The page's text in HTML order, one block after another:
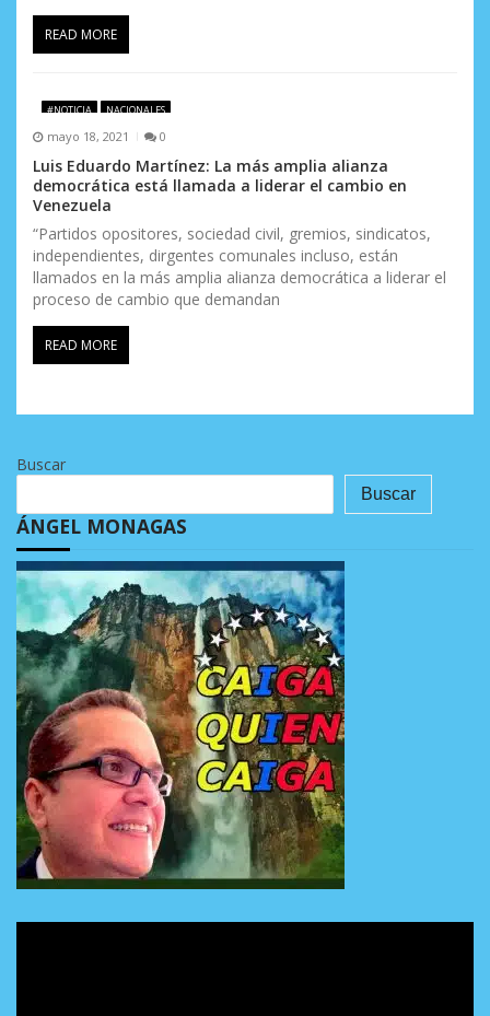
READ MORE
#NOTICIA NACIONALES
mayo 18, 2021 0
Luis Eduardo Martínez: La más amplia alianza
democrática está llamada a liderar el cambio en
Venezuela
“Partidos opositores, sociedad civil, gremios, sindicatos,
independientes, dirgentes comunales incluso, están
llamados en la más amplia alianza democrática a liderar el
proceso de cambio que demandan
READ MORE
Buscar
Buscar
ÁNGEL MONAGAS